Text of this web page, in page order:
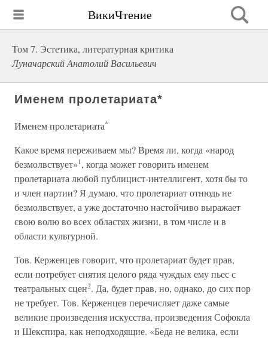
ВикиЧтение
Том 7. Эстетика, литературная критика
Луначарский Анатолий Васильевич
Именем пролетариата*
Именем пролетариата*
Какое время переживаем мы? Время ли, когда «народ
безмолвствует»1, когда может говорить именем
пролетариата любой публицист-интеллигент, хотя бы то
и член партии? Я думаю, что пролетариат отнюдь не
безмолвствует, а уже достаточно настойчиво выражает
свою волю во всех областях жизни, в том числе и в
области культурной.
Тов. Керженцев говорит, что пролетариат будет прав,
если потребует снятия целого ряда чуждых ему пьес с
театральных сцен2. Да, будет прав, но, однако, до сих пор
не требует. Тов. Керженцев перечисляет даже самые
великие произведения искусства, произведения Софокла
и Шекспира, как неподходящие. «Беда не велика, если